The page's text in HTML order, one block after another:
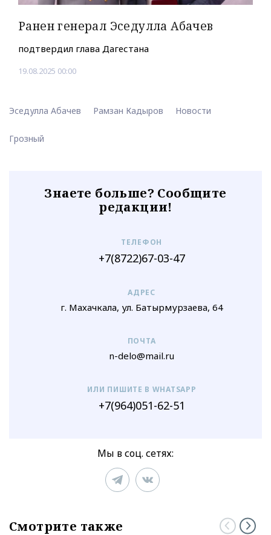
Ранен генерал Эседулла Абачев
подтвердил глава Дагестана
19.08.2025 00:00
Эседулла Абачев Рамзан Кадыров Новости
Грозный
Знаете больше? Сообщите
редакции!
ТЕЛЕФОН
+7(8722)67-03-47
АДРЕС
г. Махачкала, ул. Батырмурзаева, 64
ПОЧТА
n-delo@mail.ru
ИЛИ ПИШИТЕ В WHATSAPP
+7(964)051-62-51
Мы в соц. сетях:
Смотрите также